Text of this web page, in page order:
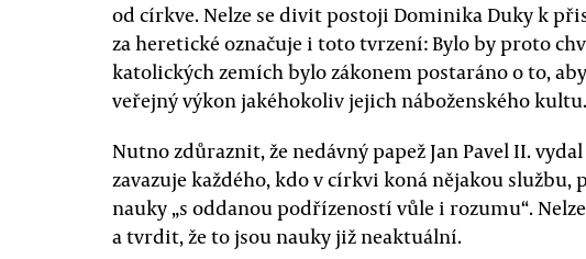
od církve. Nelze se divit postoji Dominika Duky k
za heretické označuje i toto tvrzení: Bylo by proto
katolických zemích bylo zákonem postaráno o to,
veřejný výkon jakéhokoliv jejich náboženského kultu.
Nutno zdůraznit, že nedávný papež Jan Pavel II.
zavazuje každého, kdo v církvi koná nějakou
nauky „s oddanou podřízeností vůle i rozumu“.
a tvrdit, že to jsou nauky již neaktuální.